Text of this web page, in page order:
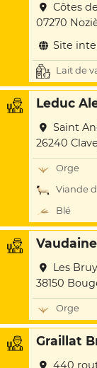
Côtes
07270
Site
Lait de
Leduc
Saint
26240
Orge
Viande
Blé
Les
38150
Orge
Graillat
440